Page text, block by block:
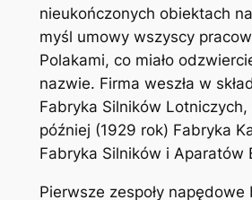
nieukończonych obiektach
myśl umowy wszyscy
Polakami, co miało
nazwie. Firma weszła w
Fabryka Silników
później (1929 rok) Fabryka
Fabryka Silników i Aparatów
Pierwsze zespoły